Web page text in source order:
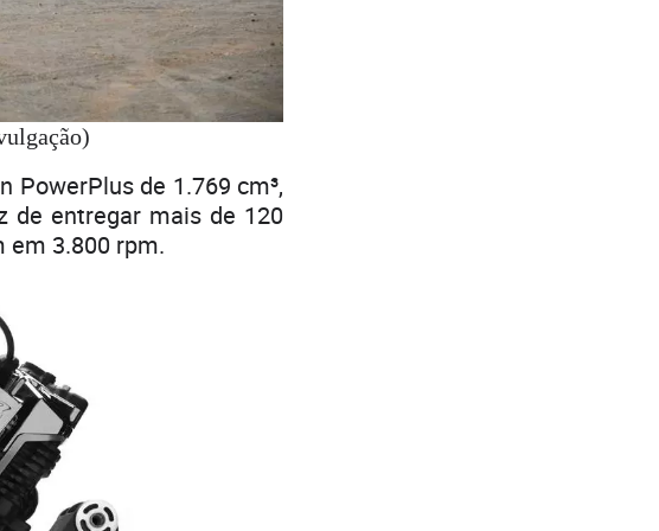
PowerPlus de 1.769 cm³,
de entregar mais de 120
em 3.800 rpm.